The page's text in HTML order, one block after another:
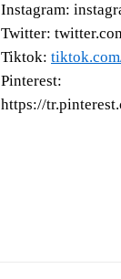
Instagram:
Twitter:
Tiktok:
Pinterest:
https://